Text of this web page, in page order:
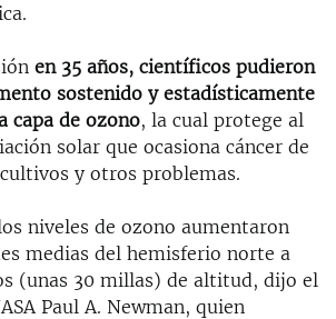
en 35 años, científicos pudieron
sostenido y estadísticamente
capa de ozono, la cual protege al
solar que ocasiona cáncer de
y otros problemas.
niveles de ozono aumentaron
medias del hemisferio norte a
(unas 30 millas) de altitud, dijo el
Paul A. Newman, quien